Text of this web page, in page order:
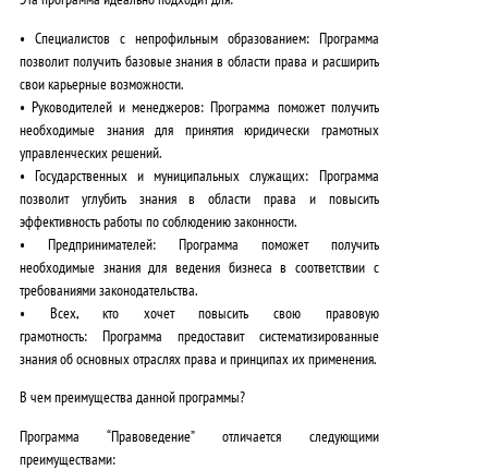
• Специалистов с непрофильным образованием:Программа
позволит получить базовые знания в области права и расширить
свои карьерные возможности.
•Руководителей и менеджеров: Программа поможет получить
необходимые знания для принятия юридически грамотных
управленческих решений.
•Государственных и муниципальных служащих: Программа
позволит углубить знания в области права и повысить
эффективность работы по соблюдению законности.
• Предпринимателей:Программа поможет получить
необходимые знания для ведения бизнеса в соответствии с
требованиями законодательства.
• Всех, кто хочет повысить свою правовую
грамотность: Программа предоставит систематизированные
знания об основных отраслях права и принципах их применения.
В чем преимущества данной программы?
Программа “Правоведение” отличается следующими
преимуществами: